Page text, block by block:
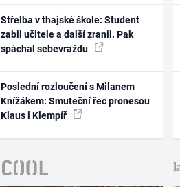
Střelba v thajské škole: Student
zabil učitele a další zranil. Pak
spáchal sebevraždu
Poslední rozloučení s Milanem
Knížákem: Smuteční řec pronesou
Klaus i Klempíř